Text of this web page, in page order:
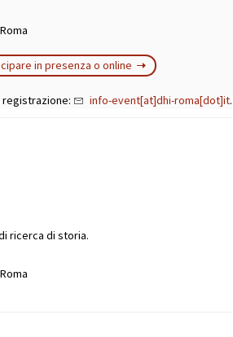
in presenza o online
info-event[at]dhi-roma[dot]it.
ricerca di storia.